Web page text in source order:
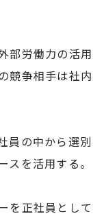
部労働力の活用
競争相手は社内
員の中から選別
を活用する。
を正社員として